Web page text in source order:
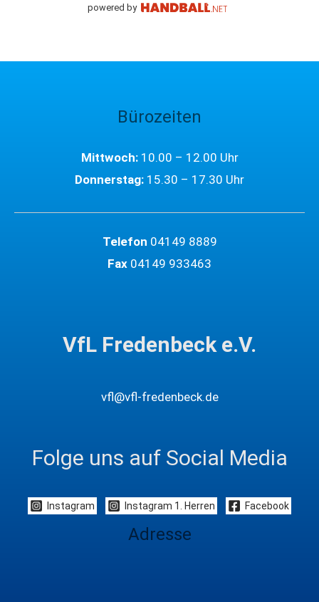
powered by
Bürozeiten
Mittwoch:10.00 – 12.00 Uhr
Donnerstag: 15.30 – 17.30 Uhr
Telefon 04149 8889
Fax 04149 933463
VfL Fredenbeck e.V.
vfl@vfl-fredenbeck.de
Folge uns auf Social Media
Instagram Instagram 1. Herren Facebook
Adresse